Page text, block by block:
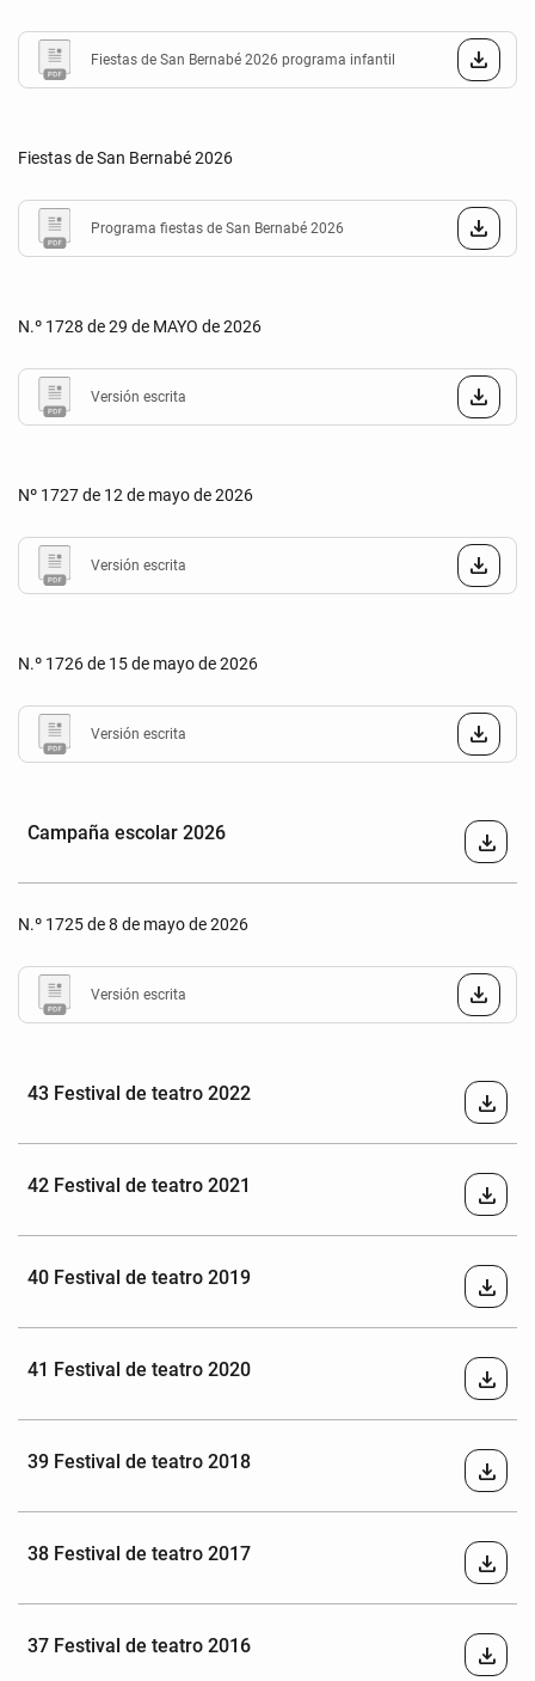
Fiestas de San Bernabé 2026 programa infantil
Fiestas de San Bernabé 2026
Programa fiestas de San Bernabé 2026
N.º 1728 de 29 de MAYO de 2026
Versión escrita
Nº 1727 de 12 de mayo de 2026
Versión escrita
N.º 1726 de 15 de mayo de 2026
Versión escrita
Campaña escolar 2026 download
N.º 1725 de 8 de mayo de 2026
Versión escrita
43 Festival de teatro 2022 download
42 Festival de teatro 2021 download
40 Festival de teatro 2019 download
41 Festival de teatro 2020 download
39 Festival de teatro 2018 download
38 Festival de teatro 2017 download
37 Festival de teatro 2016 download